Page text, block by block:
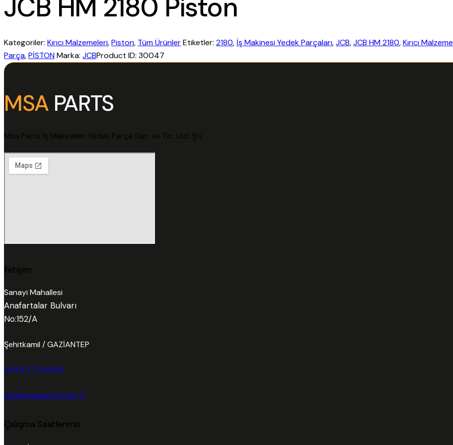
JCB HM 2180 Piston
Kategoriler: Kırıcı Malzemeleri,Piston, Tüm ÜrünlerEtiketler: 2180, İş Makinesi Yedek Parçaları,JCB,JCB HM 2180,Kırıcı
Parça,PİSTONMarka: JCBProduct ID: 30047
MSA PARTS
Msa Parts İş Makineleri Yedek Parça San. ve Tic. Ltd. Şti.
İletişim
Sanayi Mahallesi
Anafartalar Bulvarı
No:152/A
Şehitkamil / GAZİANTEP
0534 372 66 66
info@msaparts.com.tr
Çalışma Saatlerimiz